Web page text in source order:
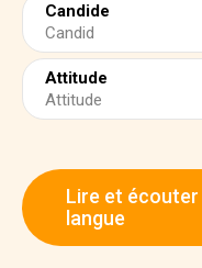
Candide
Candid
Attitude
Attitude
Lire et
langue